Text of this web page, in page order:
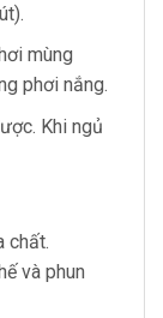
mùng
phơi nắng.
Khi ngủ
chất.
và phun